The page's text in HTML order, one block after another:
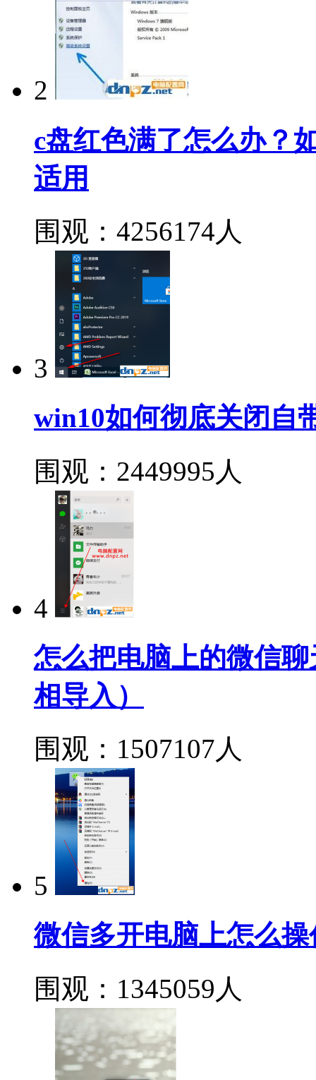
2
c盘红色满了怎么办？
适用
围观：4256174人
3
win10如何彻底关闭自
围观：2449995人
4
怎么把电脑上的微信
相导入）
围观：1507107人
5
微信多开电脑上怎么
围观：1345059人